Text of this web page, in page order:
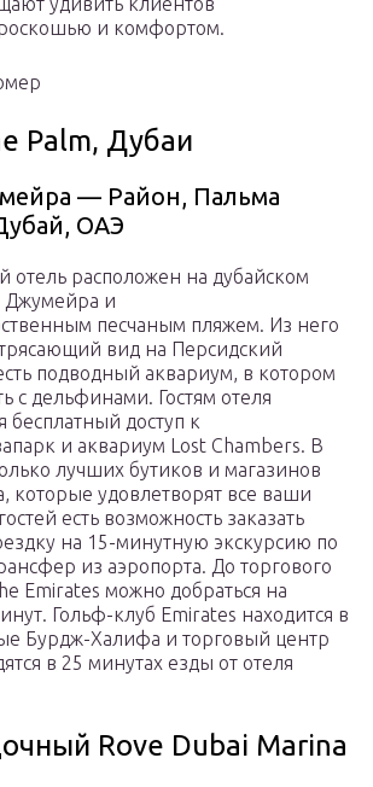
и комфортом.
Palm, Дубаи
— Район, Пальма
ОАЭ
отель расположен на дубайском
Джумейра и
песчаным пляжем. Из него
вид на Персидский
подводный аквариум, в котором
с дельфинами. Гостям отеля
бесплатный доступ к
и аквариум Lost Chambers. В
лучших бутиков и магазинов
которые удовлетворят все ваши
есть возможность заказать
на 15-минутную экскурсию по
из аэропорта. До торгового
Emirates можно добраться на
Гольф-клуб Emirates находится в
Бурдж-Халифа и торговый центр
в 25 минутах езды от отеля
Rove Dubai Marina